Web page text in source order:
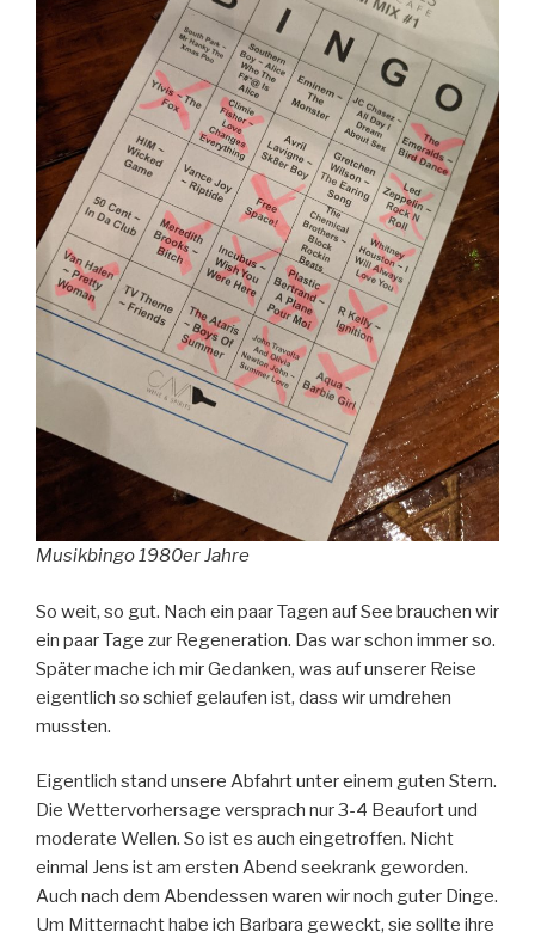
Musikbingo 1980er Jahre
So weit, so gut. Nach ein paar Tagen auf See brauchen wir
ein paar Tage zur Regeneration. Das war schon immer so.
Später mache ich mir Gedanken, was auf unserer Reise
eigentlich so schief gelaufen ist, dass wir umdrehen
mussten.
Eigentlich stand unsere Abfahrt unter einem guten Stern.
Die Wettervorhersage versprach nur 3-4 Beaufort und
moderate Wellen. So ist es auch eingetroffen. Nicht
einmal Jens ist am ersten Abend seekrank geworden.
Auch nach dem Abendessen waren wir noch guter Dinge.
Um Mitternacht habe ich Barbara geweckt, sie sollte ihre